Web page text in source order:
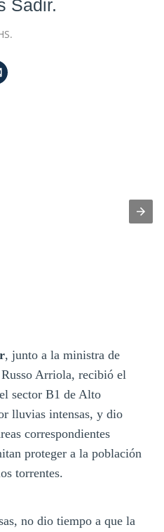
Sadir.
, junto a la ministra de
Arriola, recibió el
sector B1 de Alto
lluvias intensas, y dio
correspondientes
proteger a la población
torrentes.
no dio tiempo a que la